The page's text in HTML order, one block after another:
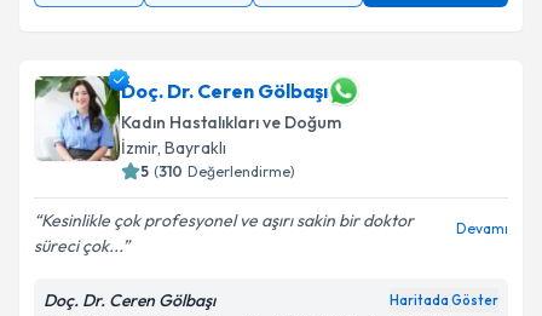
Doç. Dr. Ceren Gölbaşı
Kadın Hastalıkları ve Doğum
İzmir, Bayraklı
5 (310 Değerlendirme)
Kesinlikle çok profesyonel ve aşırı sakin bir doktor
süreci çok...
Devamı
Doç. Dr. Ceren Gölbaşı Haritada Göster